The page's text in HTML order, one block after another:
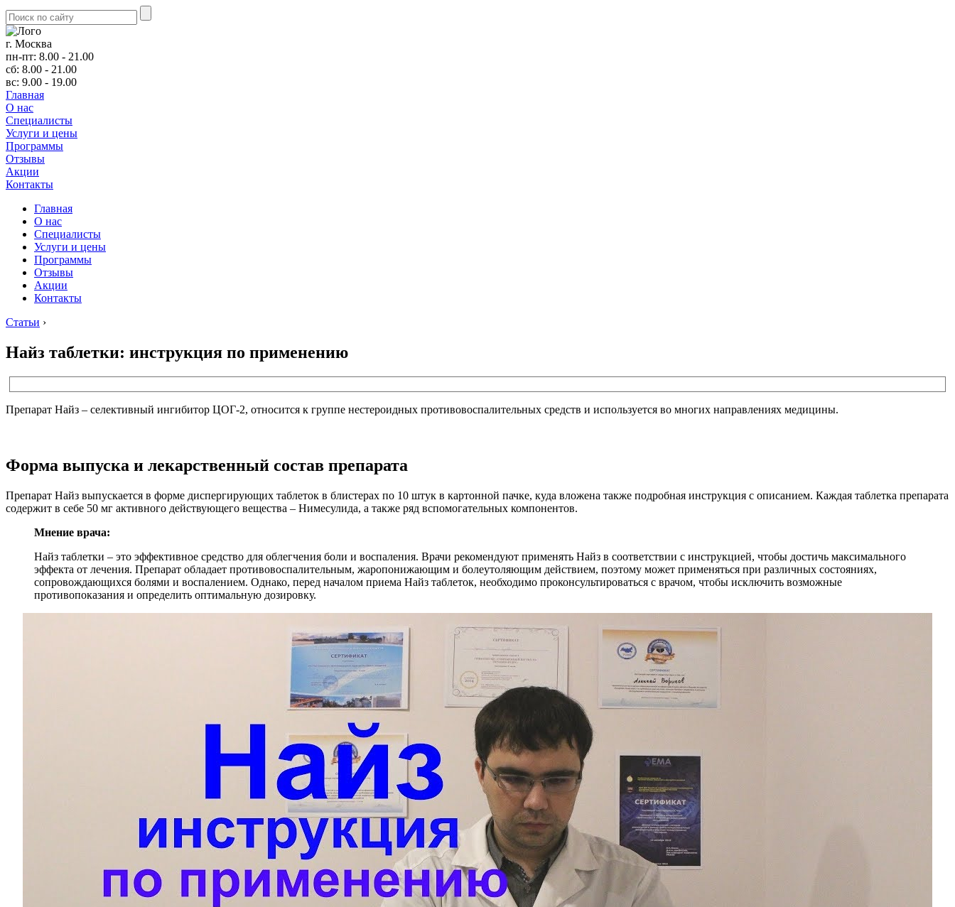
г. Москва
пн-пт: 8.00 - 21.00
сб: 8.00 - 21.00
вс: 9.00 - 19.00
Главная
О нас
Cпециалисты
Услуги и цены
Программы
Отзывы
Акции
Контакты
Главная
О нас
Cпециалисты
Услуги и цены
Программы
Отзывы
Акции
Контакты
Статьи ›
Найз таблетки: инструкция по применению
Препарат Найз – селективный ингибитор ЦОГ-2, относится к группе нестероидных противовоспалительных средств и используется во многих направлениях медицины.
Форма выпуска и лекарственный состав препарата
Препарат Найз выпускается в форме диспергирующих таблеток в блистерах по 10 штук в картонной пачке, куда вложена также подробная инструкция с описанием. Каждая таблетка препарата
содержит в себе 50 мг активного действующего вещества – Нимесулида, а также ряд вспомогательных компонентов.
Мнение врача:
Найз таблетки – это эффективное средство для облегчения боли и воспаления. Врачи рекомендуют применять Найз в соответствии с инструкцией, чтобы достичь максимального
эффекта от лечения. Препарат обладает противовоспалительным, жаропонижающим и болеутоляющим действием, поэтому может применяться при различных состояниях,
сопровождающихся болями и воспалением. Однако, перед началом приема Найз таблеток, необходимо проконсультироваться с врачом, чтобы исключить возможные
противопоказания и определить оптимальную дозировку.